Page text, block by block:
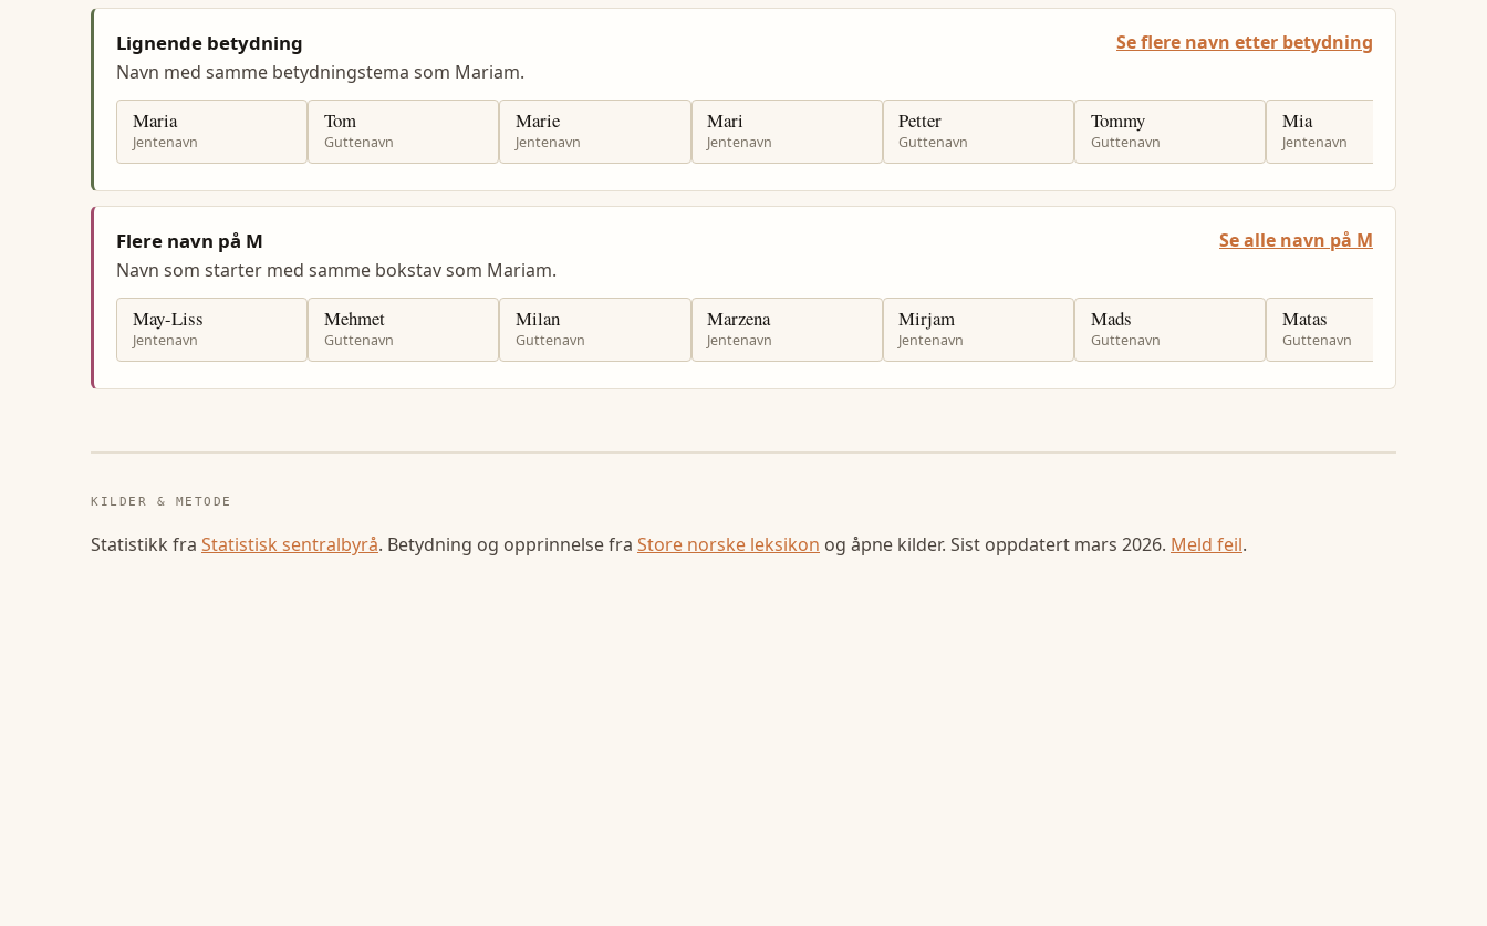
Lignende betydning
Navn med samme betydningstema som Mariam.
Se flere navn etter betydning
Maria
Jentenavn
Tom
Guttenavn
Marie
Jentenavn
Mari
Jentenavn
Petter
Guttenavn
Tommy
Guttenavn
Mia
Jentenavn
Flere navn på M
Navn som starter med samme bokstav som Mariam.
Se alle navn på M
May-Liss
Jentenavn
Mehmet
Guttenavn
Milan
Guttenavn
Marzena
Jentenavn
Mirjam
Jentenavn
Mads
Guttenavn
Matas
Guttenavn
KILDER & METODE
Statistikk fra Statistisk sentralbyrå. Betydning og opprinnelse fra Store norske leksikon og åpne kilder. Sist oppdatert mars 2026. Meld feil.